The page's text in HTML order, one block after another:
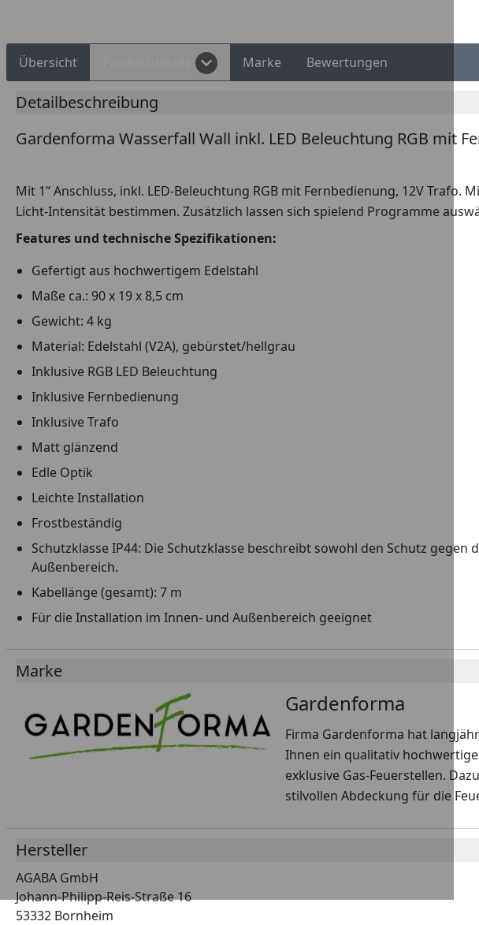
Übersicht Marke Bewertungen
Detailbeschreibung
Gardenforma Wasserfall Wall inkl. LED Beleuchtung RGB mit
Mit 1“ Anschluss, inkl. LED-Beleuchtung RGB mit Fernbedienung, 12V
Licht-Intensität bestimmen. Zusätzlich lassen sich spielend Programme
Features und technische Spezifikationen:
Gefertigt aus hochwertigem Edelstahl
Maße ca.: 90 x 19 x 8,5 cm
Gewicht: 4 kg
Material: Edelstahl (V2A), gebürstet/hellgrau
Inklusive RGB LED Beleuchtung
Inklusive Fernbedienung
Inklusive Trafo
Matt glänzend
Edle Optik
Leichte Installation
Frostbeständig
Schutzklasse IP44: Die Schutzklasse beschreibt sowohl den Schutz
Außenbereich.
Kabellänge (gesamt): 7 m
Für die Installation im Innen- und Außenbereich geeignet
Marke
Gardenforma
Firma Gardenforma hat
Ihnen ein qualitativ
exklusive Gas-Feuerstellen.
stilvollen Abdeckung für die
Hersteller
AGABA GmbH
Johann-Philipp-Reis-Straße 16
53332 Bornheim